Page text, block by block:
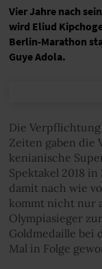
Vier Jahre nach
wird Eliud
Berlin-Marathon
Guye Adola.
Die Verpflichtung
Zeiten gaben die
kenianische
Spektakel 2018
damit nach wie
kommt nicht nur
Olympiasieger
Goldmedaille bei
Mal in Folge